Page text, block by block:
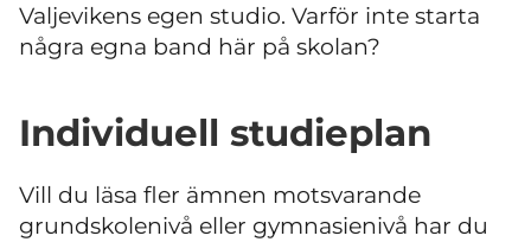
Valjevikens egen studio. Varför inte starta
några egna band här på skolan?
Individuell studieplan
Vill du läsa fler ämnen motsvarande
grundskolenivå eller gymnasienivå har du